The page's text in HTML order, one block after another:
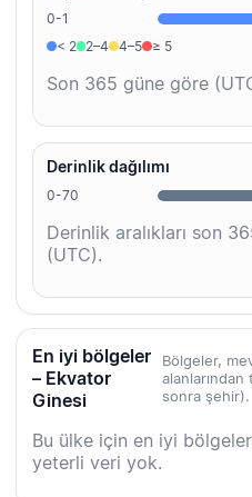
0-1
< 2
2–4 4–5 ≥ 5
Son 365 güne göre
Derinlik dağılımı
0-70
Derinlik aralıkları son
(UTC).
En iyi bölgeler
– Ekvator
Ginesi
Bölgeler,
sonra şehir).
Bu ülke için en iyi
yeterli veri yok.